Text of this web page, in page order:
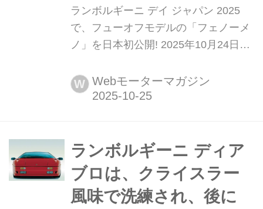
ランボルギーニ デイ ジャパン 2025
で、フューオフモデルの「フェノーメ
ノ」を日本初公開! 2025年10月24日、
パンは有明アーバンスポーツパークで
「ランボルギーニ デイ ジャパン
デル「フェノーメノ(FENOMENO)」
を日本初公開した。
W Webモーターマガジン
ランボルギーニ ディア
ブロは、クライスラー
風味で洗練され、後に